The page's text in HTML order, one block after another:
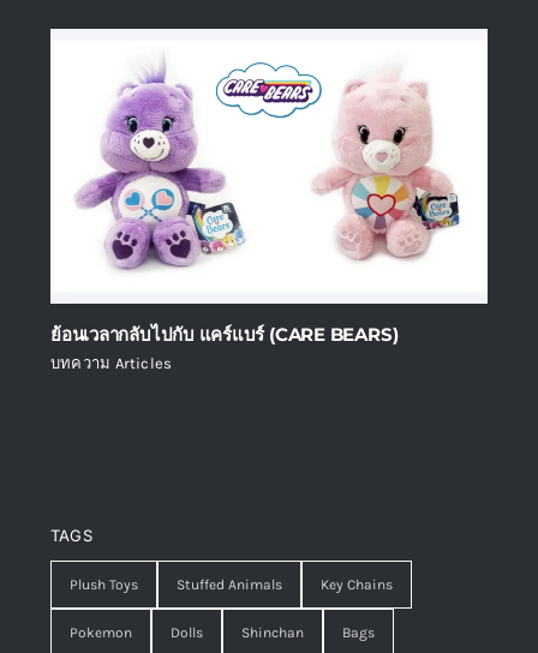
ย้อนเวลากลับไปกับ แคร์แบร์ (CARE BEARS)
บทความ Articles
TAGS
Plush Toys Stuffed Animals Key Chains
Pokemon Dolls Shinchan Bags